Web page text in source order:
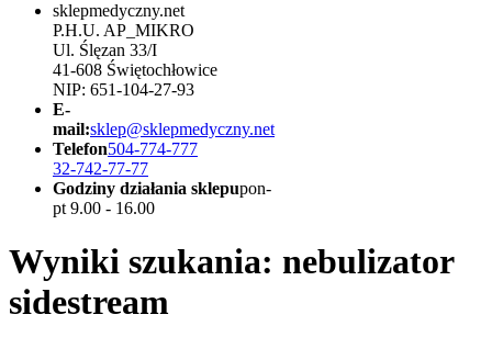
sklepmedyczny.net
P.H.U. AP_MIKRO
Ul. Ślęzan 33/I
41-608 Świętochłowice
NIP: 651-104-27-93
E-
mail:sklep@sklepmedyczny.net
Telefon504-774-777
32-742-77-77
Godziny działania sklepupon-
pt 9.00 - 16.00
Wyniki szukania: nebulizator
sidestream